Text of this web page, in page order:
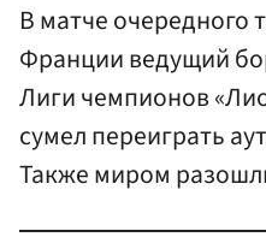
В матче очередного
Франции ведущий
Лиги чемпионов
сумел переиграть
Также миром